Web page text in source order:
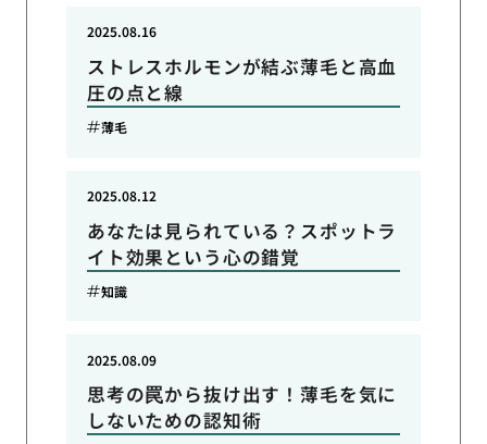
ストレスホルモンが結ぶ薄毛と高血
圧の点と線
2025.08.16
薄毛
あなたは見られている？スポットラ
イト効果という心の錯覚
2025.08.12
知識
思考の罠から抜け出す！薄毛を気に
しないための認知術
2025.08.09